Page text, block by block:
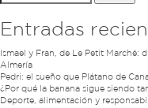
Entradas
Ismael y Fran, de Le Petit Marché:
Almería
Pedri: el sueño que Plátano de
¿Por qué la banana sigue siendo
Deporte, alimentación y